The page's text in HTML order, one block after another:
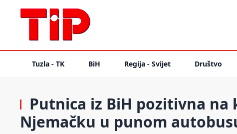
Tuzla - TK BiH Regija - Svijet Društvo
Putnica iz BiH pozitivna
Njemačku u punom